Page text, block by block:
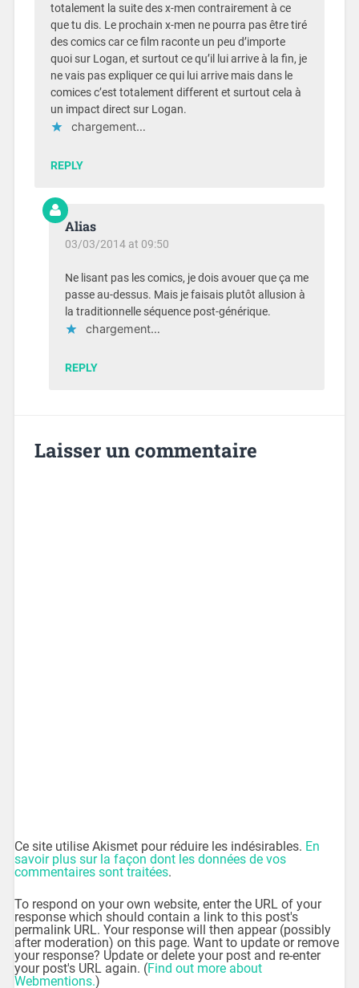
totalement la suite des x-men contrairement à ce
que tu dis. Le prochain x-men ne pourra pas être tiré
des comics car ce film raconte un peu d’importe
quoi sur Logan, et surtout ce qu’il lui arrive à la fin, je
ne vais pas expliquer ce qui lui arrive mais dans le
comices c’est totalement different et surtout cela à
un impact direct sur Logan.
chargement…
REPLY
Alias
03/03/2014 at 09:50
Ne lisant pas les comics, je dois avouer que ça me
passe au-dessus. Mais je faisais plutôt allusion à
la traditionnelle séquence post-générique.
chargement…
REPLY
Laisser un commentaire
Ce site utilise Akismet pour réduire les indésirables. En
savoir plus sur la façon dont les données de vos
commentaires sont traitées.
To respond on your own website, enter the URL of your
response which should contain a link to this post's
permalink URL. Your response will then appear (possibly
after moderation) on this page. Want to update or remove
your response? Update or delete your post and re-enter
your post's URL again. (Find out more about
Webmentions.)